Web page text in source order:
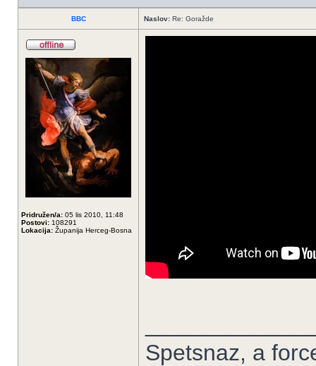
BBC Naslov: Re: Goražde
Pridružen/a: 05 lis 2010, 11:48
Postovi: 108291
Lokacija: Županija Herceg-Bosna
Spetsnaz, a